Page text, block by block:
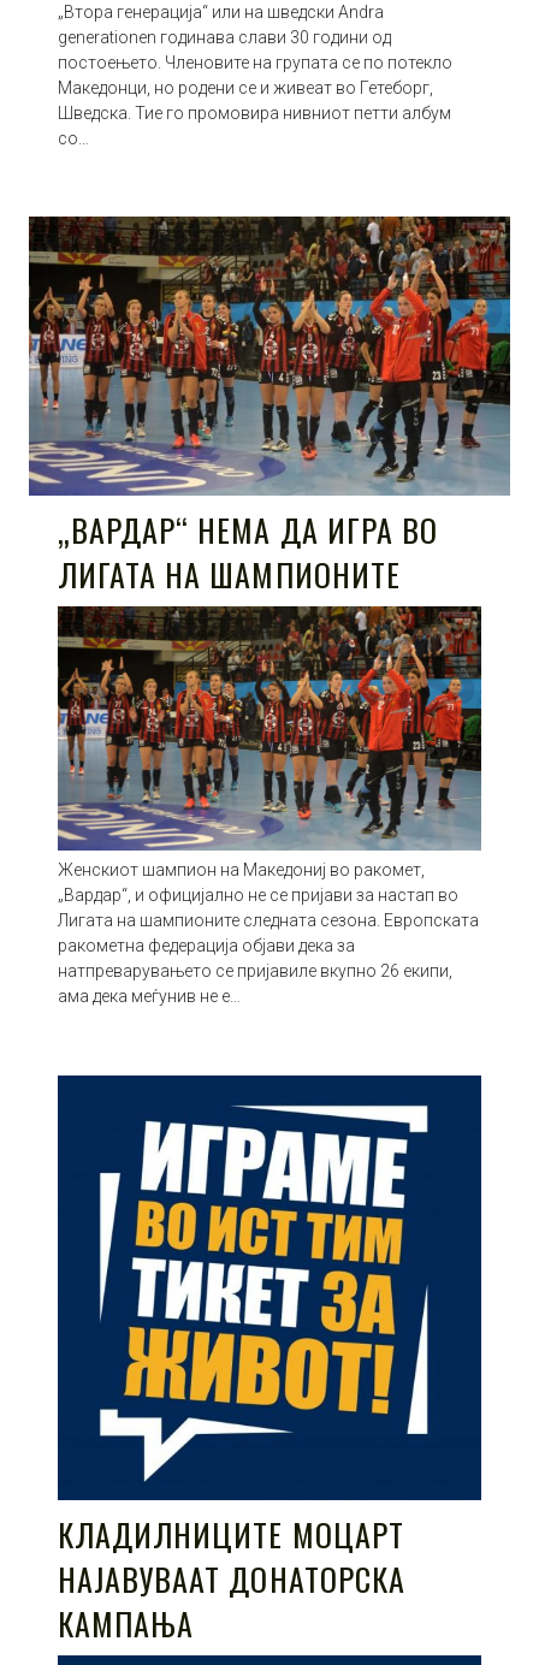
„Втора генерација“ или на шведски Andra
generationen годинава слави 30 години од
постоењето. Членовите на групата се по потекло
Македонци, но родени се и живеат во Гетеборг,
Шведска. Тие го промовира нивниот петти албум
со…
„ВАРДАР“ НЕМА ДА ИГРА ВО
ЛИГАТА НА ШАМПИОНИТЕ
Женскиот шампион на Македониј во ракомет,
„Вардар“, и официјално не се пријави за настап во
Лигата на шампионите следната сезона. Европската
ракометна федерација објави дека за
натпреварувањето се пријавиле вкупно 26 екипи,
ама дека меѓунив не е…
КЛАДИЛНИЦИТЕ МОЦАРТ
НАЈАВУВААТ ДОНАТОРСКА
КАМПАЊА